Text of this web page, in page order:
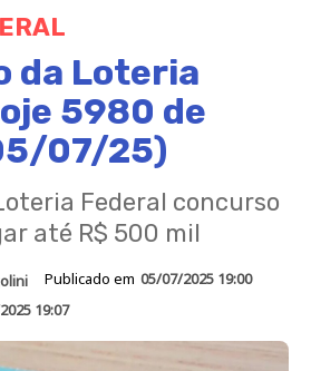
da Loteria
5980 de
07/25)
Federal concurso
até R$ 500 mil
Publicado em 05/07/2025 19:00
19:07